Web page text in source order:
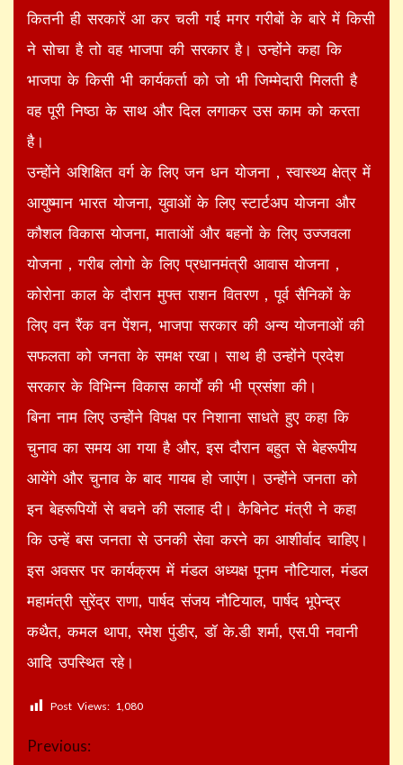
कितनी ही सरकारें आ कर चली गई मगर गरीबों के बारे में किसी
ने सोचा है तो वह भाजपा की सरकार है। उन्होंने कहा कि
भाजपा के किसी भी कार्यकर्ता को जो भी जिम्मेदारी मिलती है
वह पूरी निष्ठा के साथ और दिल लगाकर उस काम को करता
है।
उन्होंने अशिक्षित वर्ग के लिए जन धन योजना , स्वास्थ्य क्षेत्र में
आयुष्मान भारत योजना, युवाओं के लिए स्टार्टअप योजना और
कौशल विकास योजना, माताओं और बहनों के लिए उज्जवला
योजना , गरीब लोगो के लिए प्रधानमंत्री आवास योजना ,
कोरोना काल के दौरान मुफ्त राशन वितरण , पूर्व सैनिकों के
लिए वन रैंक वन पेंशन, भाजपा सरकार की अन्य योजनाओं की
सफलता को जनता के समक्ष रखा। साथ ही उन्होंने प्रदेश
सरकार के विभिन्न विकास कार्यों की भी प्रसंशा की।
बिना नाम लिए उन्होंने विपक्ष पर निशाना साधते हुए कहा कि
चुनाव का समय आ गया है और, इस दौरान बहुत से बेहरूपीय
आयेंगे और चुनाव के बाद गायब हो जाएंग। उन्होंने जनता को
इन बेहरूपियों से बचने की सलाह दी। कैबिनेट मंत्री ने कहा
कि उन्हें बस जनता से उनकी सेवा करने का आशीर्वाद चाहिए।
इस अवसर पर कार्यक्रम में मंडल अध्यक्ष पूनम नौटियाल, मंडल
महामंत्री सुरेंद्र राणा, पार्षद संजय नौटियाल, पार्षद भूपेन्द्र
कथैत, कमल थापा, रमेश पुंडीर, डॉ के.डी शर्मा, एस.पी नवानी
आदि उपस्थित रहे।
Post Views: 1,080
Continue
Previous: